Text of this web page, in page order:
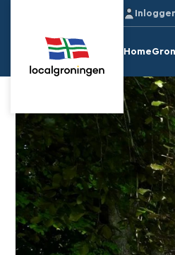
Home